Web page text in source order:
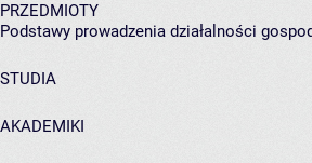
PRZEDMIOTY
Podstawy prowadzenia działalności
STUDIA
AKADEMIKI